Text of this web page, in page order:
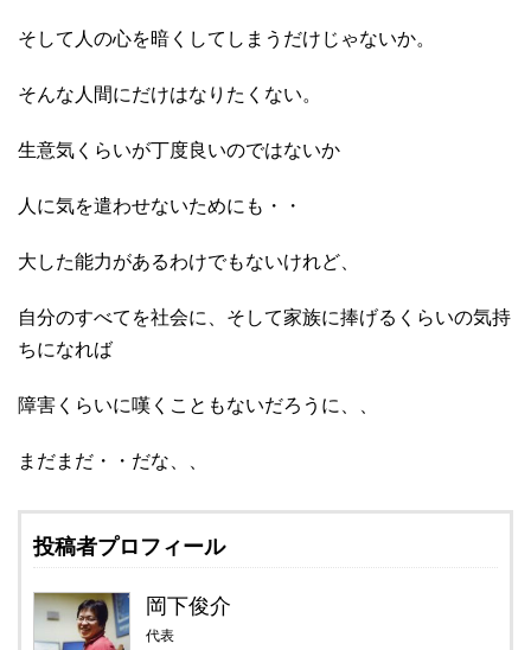
そして人の心を暗くしてしまうだけじゃないか。
そんな人間にだけはなりたくない。
生意気くらいが丁度良いのではないか
人に気を遣わせないためにも・・
大した能力があるわけでもないけれど、
自分のすべてを社会に、そして家族に捧げるくらいの気持
ちになれば
障害くらいに嘆くこともないだろうに、、
まだまだ・・だな、、
投稿者プロフィール
岡下俊介
代表